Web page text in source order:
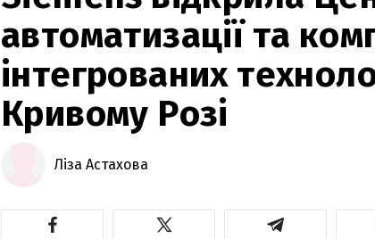
автоматизації та
інтегрованих
Кривому Розі
Ліза Астахова